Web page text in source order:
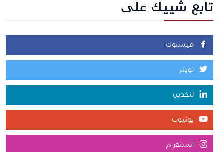
تابع شييك على
فيسبوك
تويتر
لنكدين
يوتيوب
انستغرام